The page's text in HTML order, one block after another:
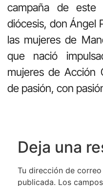
campaña de
diócesis, don Ángel
las mujeres de
que nació
mujeres de Acción
de pasión, con
Deja una
Tu dirección de
publicada. Los